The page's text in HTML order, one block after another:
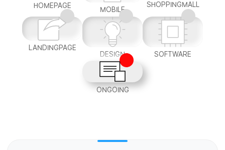
HOMEPAGE MOBILE
SHOPPINGMALL
LANDINGPAGE
DESIGN
SOFTWARE
ONGOING